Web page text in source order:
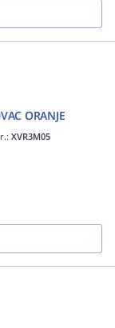
ORANJE
XVR3M05